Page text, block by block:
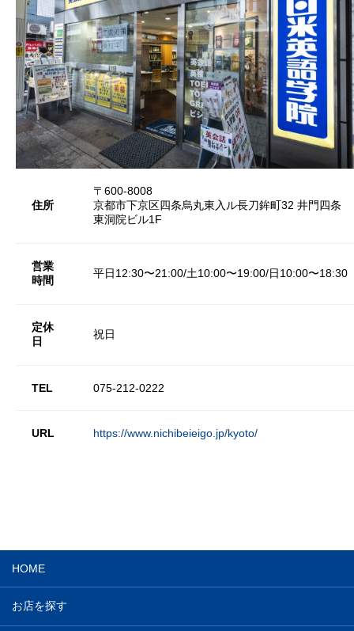
住所
〒600-8008
京都市下京区四条烏丸東入ル長刀鉾町32 井門四条
東洞院ビル1F
営業
時間
平日12:30〜21:00/土10:00〜19:00/日10:00〜18:30
定休
日
祝日
TEL 075-212-0222
URL https://www.nichibeieigo.jp/kyoto/
HOME
お店を探す